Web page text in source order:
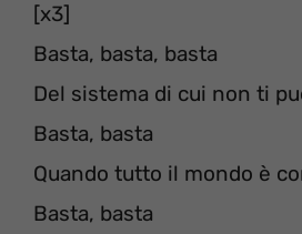
[x3]
Basta, basta, basta
Del sistema di cui non ti
Basta, basta
Quando tutto il mondo è
Basta, basta